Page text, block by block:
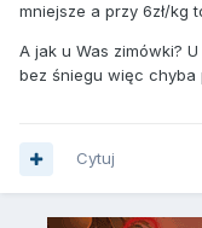
mniejsze a przy 6zł/kg
A jak u Was zimówki?
bez śniegu więc chyba
Cytuj